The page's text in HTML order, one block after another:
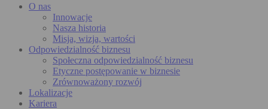
O nas
Innowacje
Nasza historia
Misja, wizja, wartości
Odpowiedzialność biznesu
Społeczna odpowiedzialność biznesu
Etyczne postępowanie w biznesie
Zrównoważony rozwój
Lokalizacje
Kariera